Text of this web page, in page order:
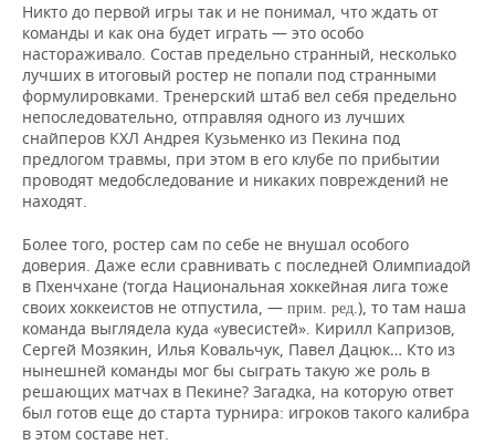
Никто до первой игры так и не понимал, что ждать от
команды и как она будет играть — это особо
настораживало. Состав предельно странный, несколько
лучших в итоговый ростер не попали под странными
формулировками. Тренерский штаб вел себя предельно
непоследовательно, отправляя одного из лучших
снайперов КХЛ Андрея Кузьменко из Пекина под
предлогом травмы, при этом в его клубе по прибытии
проводят медобследование и никаких повреждений не
находят.
Более того, ростер сам по себе не внушал особого
доверия. Даже если сравнивать с последней Олимпиадой
в Пхенчхане (тогда Национальная хоккейная лига тоже
своих хоккеистов не отпустила, — прим. ред.), то там наша
команда выглядела куда «увесистей». Кирилл Капризов,
Сергей Мозякин, Илья Ковальчук, Павел Дацюк… Кто из
нынешней команды мог бы сыграть такую же роль в
решающих матчах в Пекине? Загадка, на которую ответ
был готов еще до старта турнира: игроков такого калибра
в этом составе нет.